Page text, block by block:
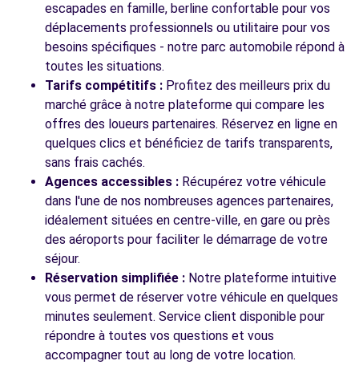
escapades en famille, berline confortable pour vos
déplacements professionnels ou utilitaire pour vos
besoins spécifiques - notre parc automobile répond à
toutes les situations.
Tarifs compétitifs : Profitez des meilleurs prix du
marché grâce à notre plateforme qui compare les
offres des loueurs partenaires. Réservez en ligne en
quelques clics et bénéficiez de tarifs transparents,
sans frais cachés.
Agences accessibles : Récupérez votre véhicule
dans l'une de nos nombreuses agences partenaires,
idéalement situées en centre-ville, en gare ou près
des aéroports pour faciliter le démarrage de votre
séjour.
Réservation simplifiée : Notre plateforme intuitive
vous permet de réserver votre véhicule en quelques
minutes seulement. Service client disponible pour
répondre à toutes vos questions et vous
accompagner tout au long de votre location.